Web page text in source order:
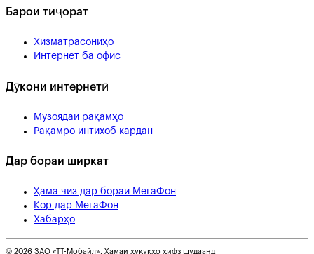
Барои тиҷорат
Хизматрасониҳо
Интернет ба офис
Дӯкони интернетӣ
Музоядаи рақамҳо
Рақамро интихоб кардан
Дар бораи ширкат
Ҳама чиз дар бораи МегаФон
Кор дар МегаФон
Хабарҳо
© 2026 ЗАО «ТТ-Мобайл». Ҳамаи ҳуқуқҳо ҳифз шудаанд